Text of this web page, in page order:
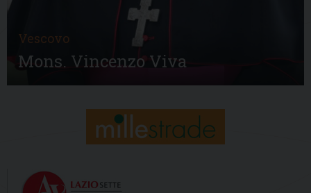
Vescovo
Mons. Vincenzo Viva